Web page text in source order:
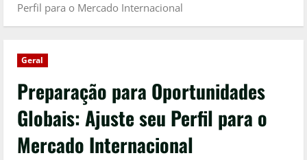
Perfil para o Mercado Internacional
Geral
Preparação para Oportunidades
Globais: Ajuste seu Perfil para o
Mercado Internacional